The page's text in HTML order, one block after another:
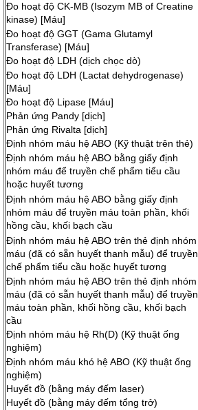
Đo hoạt độ CK-MB (Isozym MB of Creatine
kinase) [Máu]
Đo hoạt độ GGT (Gama Glutamyl
Transferase) [Máu]
Đo hoạt độ LDH (dịch chọc dò)
Đo hoạt độ LDH (Lactat dehydrogenase)
[Máu]
Đo hoạt độ Lipase [Máu]
Phản ứng Pandy [dịch]
Phản ứng Rivalta [dịch]
Định nhóm máu hệ ABO (Kỹ thuật trên thẻ)
Định nhóm máu hệ ABO bằng giấy định
nhóm máu để truyền chế phẩm tiểu cầu
hoặc huyết tương
Định nhóm máu hệ ABO bằng giấy định
nhóm máu để truyền máu toàn phần, khối
hồng cầu, khối bạch cầu
Định nhóm máu hệ ABO trên thẻ định nhóm
máu (đã có sẵn huyết thanh mẫu) để truyền
chế phẩm tiểu cầu hoặc huyết tương
Định nhóm máu hệ ABO trên thẻ định nhóm
máu (đã có sẵn huyết thanh mẫu) để truyền
máu toàn phần, khối hồng cầu, khối bạch
cầu
Định nhóm máu hệ Rh(D) (Kỹ thuật ống
nghiệm)
Định nhóm máu khó hệ ABO (Kỹ thuật ống
nghiệm)
Huyết đồ (bằng máy đếm laser)
Huyết đồ (bằng máy đếm tổng trở)